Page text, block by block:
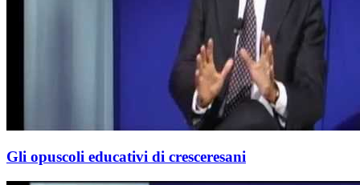
Gli opuscoli educativi di cresceresani